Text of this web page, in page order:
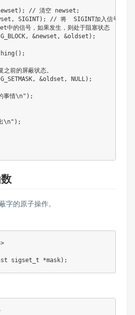
// 清空 newset;
SIGINT); // 将  SIGINT加入信号集合
信号，如果发生，则处于阻塞状态
&newset, &oldset);
的屏蔽状态。
&oldset, NULL);
情\n");
\n");
字的原子操作。